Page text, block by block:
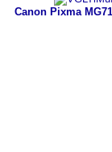
Canon Pixma